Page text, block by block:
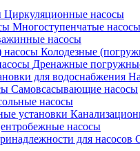
Циркуляционные насосы
Многоступенчатые насосы
насосы
Колодезные
Дренажные
Самовсасывающие насосы
насосы
насосы